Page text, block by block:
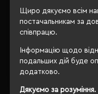
Щиро дякуємо всім
постачальникам за
співпрацю.
Інформацію щодо
подальших дій буде
додатково.
Дякуємо за розуміння.
РЕКОМЕНДУЄМО